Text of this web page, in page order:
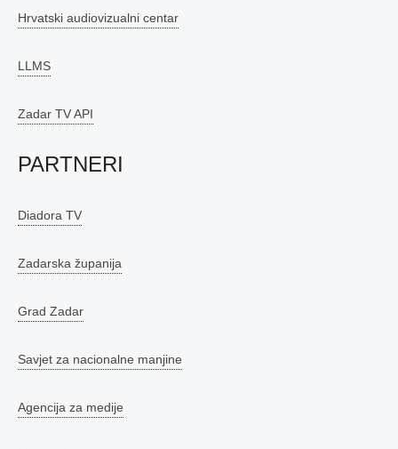
Hrvatski audiovizualni centar
LLMS
Zadar TV API
PARTNERI
Diadora TV
Zadarska županija
Grad Zadar
Savjet za nacionalne manjine
Agencija za medije